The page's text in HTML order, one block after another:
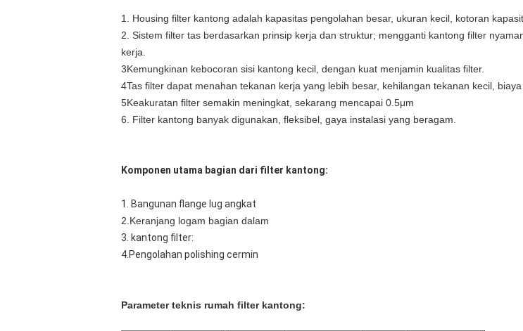
1. Housing filter kantong adalah kapasitas pengolahan besar, ukuran kecil, kotoran
2. Sistem filter tas berdasarkan prinsip kerja dan struktur; mengganti kantong filter
kerja.
3Kemungkinan kebocoran sisi kantong kecil, dengan kuat menjamin kualitas filter.
4Tas filter dapat menahan tekanan kerja yang lebih besar, kehilangan tekanan kecil,
5Keakuratan filter semakin meningkat, sekarang mencapai 0.5μm
6. Filter kantong banyak digunakan, fleksibel, gaya instalasi yang beragam.
Komponen utama bagian dari filter kantong:
1. Bangunan flange lug angkat
2. Keranjang logam bagian dalam
3. kantong filter:
4. Pengolahan polishing cermin
Parameter teknis rumah filter kantong: